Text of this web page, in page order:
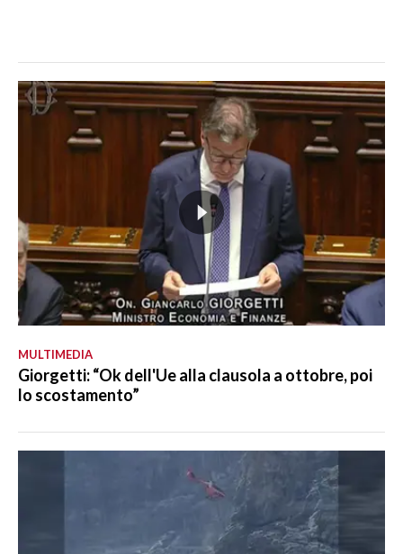
MULTIMEDIA
Giorgetti: “Ok dell'Ue alla clausola a ottobre, poi
lo scostamento”